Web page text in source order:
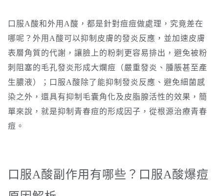
口服A酸和外用A酸，都是針對痘痘做處理，究竟差在
哪呢？外用A酸可以抑制皮膚的發炎反應，並加速皮膚
表層角質的代謝，讓臉上的粉刺更容易排出，避免被粉
刺阻塞的毛孔發炎形成大爛痘（嚴重發炎、腫脹甚至產
生膿液）；口服A酸除了能抑制發炎反應、避免細菌感
染之外，還具有抑制毛囊角化及皮脂腺活性的效果，簡
單來說，就是抑制青春痘的形成因子，從根源治療青春
痘。
口服A酸副作用有哪些？口服A酸爆痘